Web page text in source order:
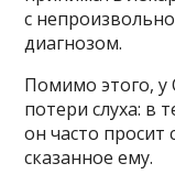
с
диагнозом.
Помимо этого, у
потери слуха: в
он часто
сказанное ему.